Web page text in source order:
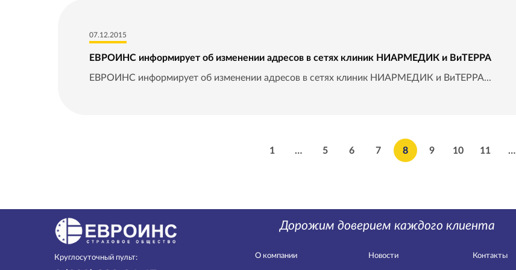
07.12.2015
ЕВРОИНС информирует об изменении адресов в сетях клиник НИАРМЕДИК и ВиТЕРРА
ЕВРОИНС информирует об изменении адресов в сетях клиник НИАРМЕДИК и ВиТЕРРА...
1 … 5 6 7 8 9 10 11 …
Круглосуточный пульт:
Дорожим доверием каждого клиента
О компании Новости Контакты